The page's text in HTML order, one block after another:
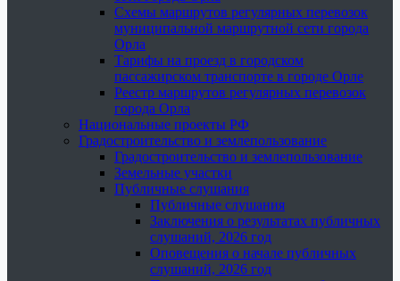
Схемы маршрутов регулярных перевозок
муниципальной маршрутной сети города
Орла
Тарифы на проезд в городском
пассажирском транспорте в городе Орле
Реестр маршрутов регулярных перевозок
города Орла
Национальные проекты РФ
Градостроительство и землепользование
Градостроительство и землепользование
Земельные участки
Публичные слушания
Публичные слушания
Заключения о результатах публичных
слушаний, 2026 год
Оповещения о начале публичных
слушаний, 2026 год